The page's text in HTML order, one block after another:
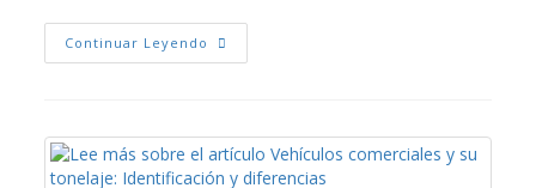
Continuar Leyendo